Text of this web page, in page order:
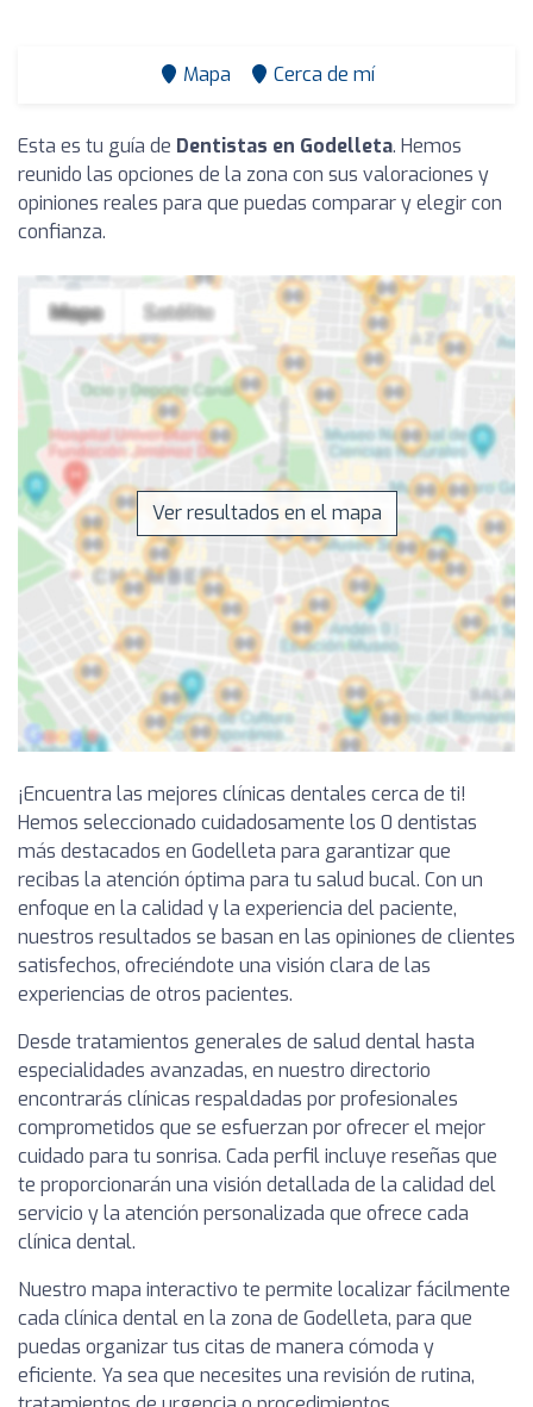
Mapa Cerca de mí
Esta es tu guía de Dentistas en Godelleta. Hemos
reunido las opciones de la zona con sus valoraciones y
opiniones reales para que puedas comparar y elegir con
confianza.
Ver resultados en el mapa
¡Encuentra las mejores clínicas dentales cerca de ti!
Hemos seleccionado cuidadosamente los 0 dentistas
más destacados en Godelleta para garantizar que
recibas la atención óptima para tu salud bucal. Con un
enfoque en la calidad y la experiencia del paciente,
nuestros resultados se basan en las opiniones de clientes
satisfechos, ofreciéndote una visión clara de las
experiencias de otros pacientes.
Desde tratamientos generales de salud dental hasta
especialidades avanzadas, en nuestro directorio
encontrarás clínicas respaldadas por profesionales
comprometidos que se esfuerzan por ofrecer el mejor
cuidado para tu sonrisa. Cada perfil incluye reseñas que
te proporcionarán una visión detallada de la calidad del
servicio y la atención personalizada que ofrece cada
clínica dental.
Nuestro mapa interactivo te permite localizar fácilmente
cada clínica dental en la zona de Godelleta, para que
puedas organizar tus citas de manera cómoda y
eficiente. Ya sea que necesites una revisión de rutina,